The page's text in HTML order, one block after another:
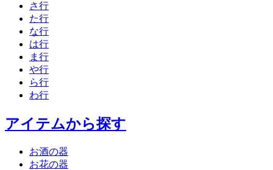
さ行
た行
な行
は行
ま行
や行
ら行
わ行
アイテムから探す
お酒の器
お花の器